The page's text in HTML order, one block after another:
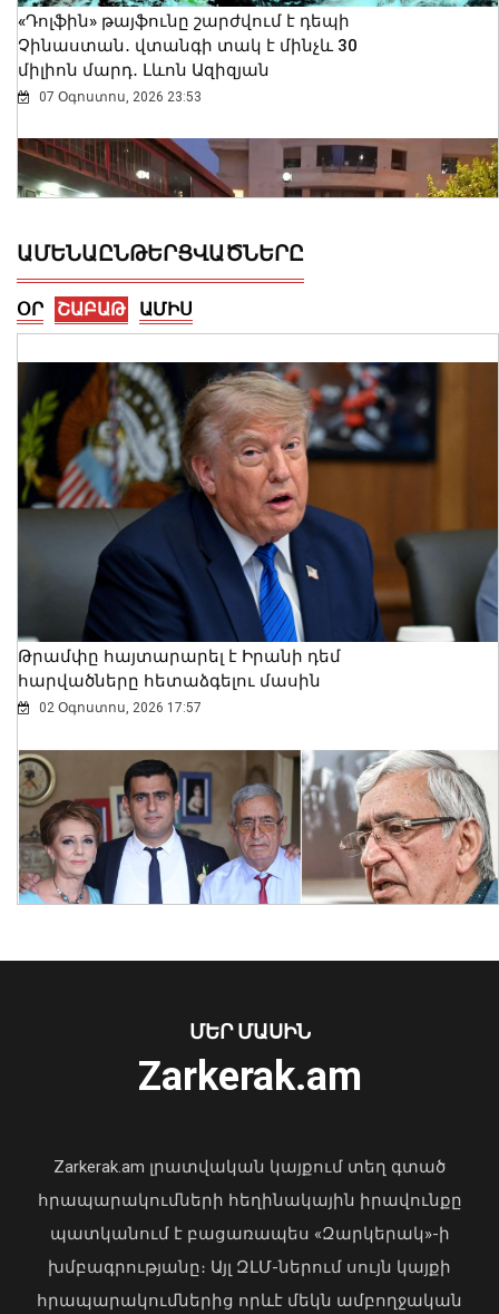
«Դոլֆին» թայֆունը շարժվում է դեպի
Չինաստան․ վտանգի տակ է մինչև 30
միլիոն մարդ․ Լևոն Ազիզյան
07 Օգոստոս, 2026 23:53
Երևանում արձանագրվել է առանց
իրավական հիմքերի վճարովի
ավտոկայանատեղի կազմակերպելու
07 Օգոստոս, 2026 23:30
Հայաստանի 7 շախմատիստ
ԱՄԵՆԱԸՆԹԵՐՑՎԱԾՆԵՐԸ
ՕՐ ՇԱԲԱԹ ԱՄԻՍ
Թրամփը հայտարարել է Իրանի դեմ
հարվածները հետաձգելու մասին
02 Օգոստոս, 2026 17:57
«Պարտվեցինք դաժան հիվանդության
04 Օգոստոս, 2026 19:12
ՄԵՐ ՄԱՍԻՆ
Zarkerak.am
Zarkerak.am լրատվական կայքում տեղ գտած
հրապարակումների հեղինակային իրավունքը
պատկանում է բացառապես «Զարկերակ»-ի
խմբագրությանը։ Այլ ԶԼՄ-ներում սույն կայքի
հրապարակումներից որևէ մեկն ամբողջական